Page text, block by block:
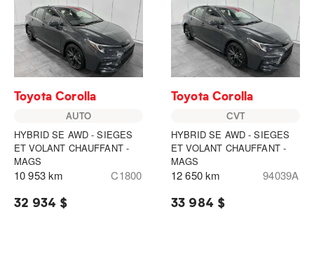
Toyota Corolla
AUTO
HYBRID SE AWD - SIEGES
ET VOLANT CHAUFFANT -
MAGS
10 953 km C1800
32 934 $
Toyota Corolla
CVT
HYBRID SE AWD - SIEGES
ET VOLANT CHAUFFANT -
MAGS
12 650 km 94039A
33 984 $